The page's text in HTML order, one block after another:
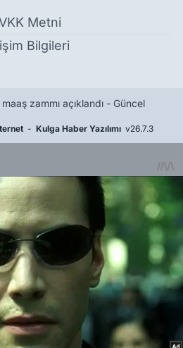
Metni
Bilgileri
zammı açıklandı - Güncel
- Kulga Haber Yazılımı v26.7.3